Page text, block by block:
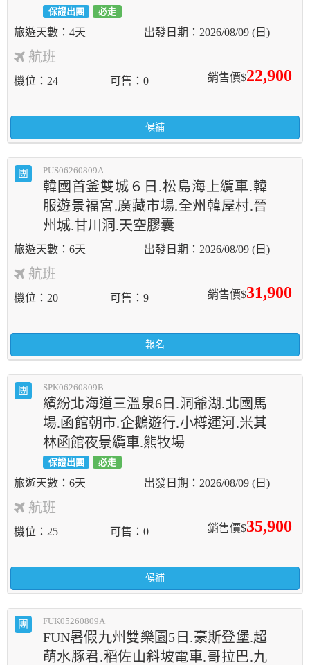
保證出團 必走
4天 2026/08/09 (日)
航班
銷售價$22,900
機位 24 可售 0
候補
團 PUS06260809A
韓國首釜雙城６日.松島海上纜車.韓
服遊景褔宮.廣藏市場.全州韓屋村.晉
州城.甘川洞.天空膠囊
6天 2026/08/09 (日)
航班
銷售價$31,900
機位 20 可售 9
報名
團 SPK06260809B
繽紛北海道三溫泉6日.洞爺湖.北國馬
場.函館朝市.企鵝遊行.小樽運河.米其
林函館夜景纜車.熊牧場
保證出團 必走
6天 2026/08/09 (日)
航班
銷售價$35,900
機位 25 可售 0
候補
團 FUK05260809A
FUN暑假九州雙樂園5日.豪斯登堡.超
萌水豚君.稻佐山斜坡電車.哥拉巴.九